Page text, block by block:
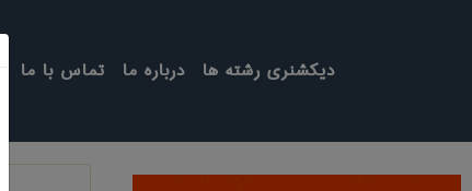
تماس با ما درباره ما دیکشنری رشته ها